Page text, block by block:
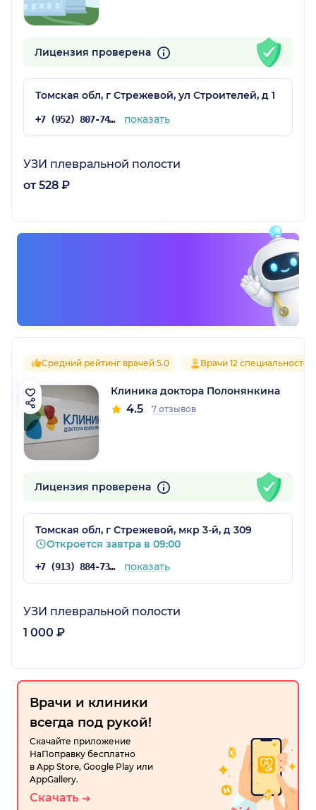
Лицензия проверена
Томская обл, г Стрежевой, ул Строителей, д 1
+7 (952) 807-74-02 показать
УЗИ плевральной полости
от 528 ₽
Средний рейтинг врачей 5.0 Врачи 12 специальностей
Клиника доктора Полонянкина
4.5 7 отзывов
Лицензия проверена
Томская обл, г Стрежевой, мкр 3-й, д 309
Откроется завтра в 09:00
+7 (913) 884-73-04 показать
УЗИ плевральной полости
1 000 ₽
Врачи и клиники
всегда под рукой!
Скачайте приложение
НаПоправку бесплатно
в App Store, Google Play или
AppGallery.
Скачать